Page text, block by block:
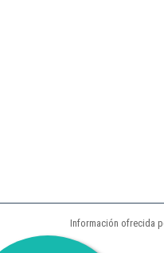
Información ofrecida